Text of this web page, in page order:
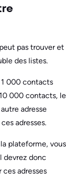
pas trouver et
des listes.
1 000 contacts
000 contacts, le
adresse
adresses.
plateforme, vous
devrez donc
adresses